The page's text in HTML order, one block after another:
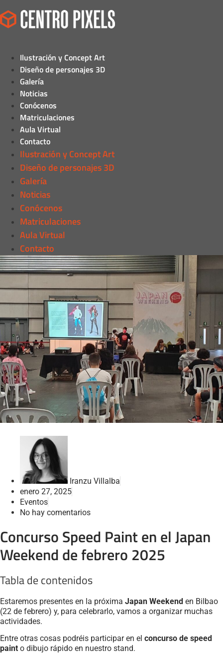
Ilustración y Concept Art
Diseño de personajes 3D
Galería
Noticias
Conócenos
Matriculaciones
Aula Virtual
Contacto
Ilustración y Concept Art
Diseño de personajes 3D
Galería
Noticias
Conócenos
Matriculaciones
Aula Virtual
Contacto
Iranzu Villalba
enero 27, 2025
Eventos
No hay comentarios
Concurso Speed Paint en el Japan
Weekend de febrero 2025
Tabla de contenidos
Estaremos presentes en la próxima Japan Weekend en Bilbao
(22 de febrero) y, para celebrarlo, vamos a organizar muchas
actividades.
Entre otras cosas podréis participar en el concurso de speed
paint o dibujo rápido en nuestro stand.